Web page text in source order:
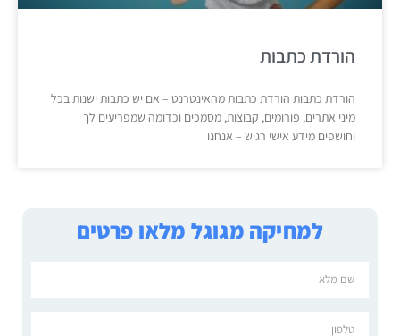
למחיקה מגוגל מלאו פרטים
הורדת כתבות
הורדת כתבות הורדת כתבות מהאינטרנט – אם יש כתבות ישנות בכל
מיני אתרים, פורומים, קבוצות, מסמכים וכדומה שמפריעים לך
וחושפים מידע אישי רגיש – אנחנו